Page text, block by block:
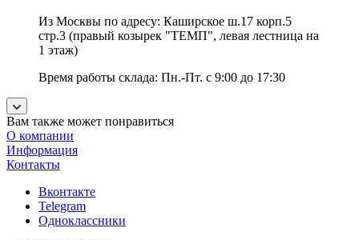
Из Москвы по адресу: Каширское ш.17 корп.5
стр.3 (правый козырек "ТЕМП", левая лестница на
1 этаж)
Время работы склада: Пн.-Пт. с 9:00 до 17:30
Вам также может понравиться
О компании
Информация
Контакты
Вконтакте
Telegram
Одноклассники